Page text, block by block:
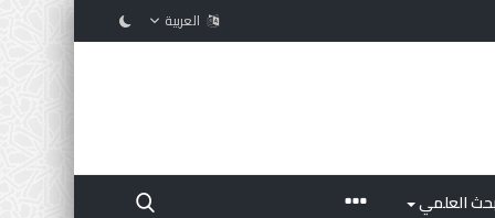
العربية
العلمي